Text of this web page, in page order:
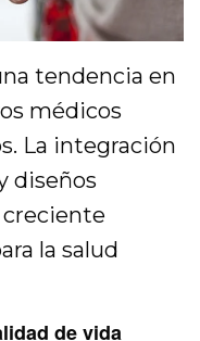
tendencia en
médicos
La integración
diseños
creciente
la salud
de vida